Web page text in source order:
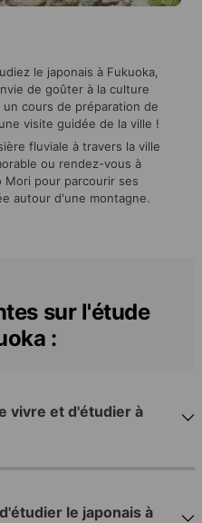
le japonais à Fukuoka,
de goûter à la culture
cours de préparation de
visite guidée de la ville !
fluviale à travers la ville
ou rendez-vous à
Mori pour parcourir ses
autour d'une montagne.
sur l'étude
:
vivre et d'étudier à
le japonais à